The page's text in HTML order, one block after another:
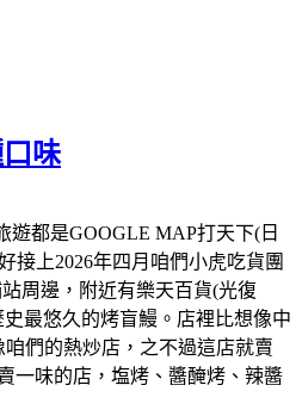
味
遊都是GOOGLE MAP打天下(日
接上2026年四月咱們小虎吃貨團
周邊，附近有樂天百貨(光復
最悠久的烤盲鰻。店裡比想像中
們的熱炒店，之不過這店就賣
一味的店，塩烤、醬醃烤、辣醬